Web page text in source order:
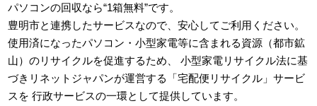
パソコンの回収なら“1箱無料”です。
豊明市と連携したサービスなので、安心してご利用ください。
使用済になったパソコン・小型家電等に含まれる資源（都市鉱
山）のリサイクルを促進するため、
小型家電リサイクル法に基
づきリネットジャパンが運営する「宅配便リサイクル」サービ
スを 行政サービスの一環として提供しています。